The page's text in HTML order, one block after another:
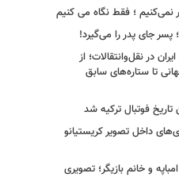
نمی‌کنیم ؛ فقط نگاه می کنیم
پسر جای پدر را می‌گیرد!
در نقل‌وانتقالات؛ از
تا ستاره‌های سابق
تاریخ فوتبال ترکیه شد
داخل تصویر کریستیانو
و خانم بازیگر؛ تصویری